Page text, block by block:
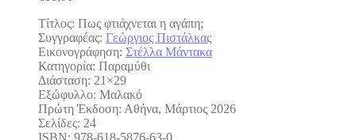
Τίτλος: Πως φτιάχνεται η αγάπη;
Συγγραφέας: Γεώργιος Πιστάλκας
Εικονογράφηση: Στέλλα Μάντακα
Κατηγορία: Παραμύθι
Διάσταση: 21×29
Εξώφυλλο: Μαλακό
Πρώτη Έκδοση: Αθήνα, Μάρτιος 2026
Σελίδες: 24
ISBN: 978-618-5876-63-0